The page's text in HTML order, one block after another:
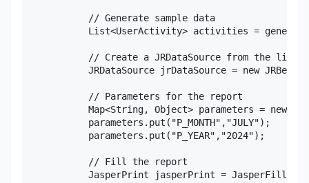
            // Generate sample data
List<UserActivity> activities =
            // Create a JRDataSource from the list
JRDataSource jrDataSource = new
            // Parameters for the report
Map<String, Object> parameters = new
            parameters.put("P_MONTH","JULY");
            parameters.put("P_YEAR","2024");
            // Fill the report
JasperPrint jasperPrint =